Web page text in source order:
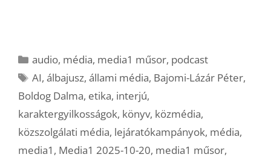
Kategória
audio, média, media1 műsor, podcast
Címkék
AI,álbajusz,állami média, Bajomi-Lázár Péter,
Boldog Dalma, etika, interjú,
karaktergyilkosságok, könyv, közmédia,
közszolgálati média, lejáratókampányok, média,
media1 , Media1 2025-10-20, media1 műsor,